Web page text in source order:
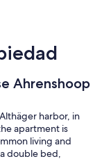
Ahrenshoop
harbor, in
apartment is
living and
double bed,